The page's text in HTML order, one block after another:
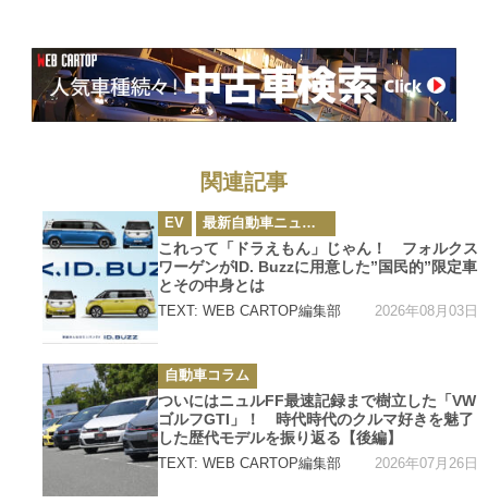
択肢として要注
目!!
関連記事
カ
テ
ゴ
リ
ー
EV 最新自動車ニュース
これって「ドラえもん」じゃん！ フォルクス
ワーゲンがID. Buzzに用意した”国民的”限定車
とその中身とは
TEXT: WEB CARTOP編集部 2026年08月03日
カ
テ
ゴ
リ
ー
自動車コラム
ついにはニュルFF最速記録まで樹立した「VW
ゴルフGTI」！ 時代時代のクルマ好きを魅了
した歴代モデルを振り返る【後編】
TEXT: WEB CARTOP編集部 2026年07月26日